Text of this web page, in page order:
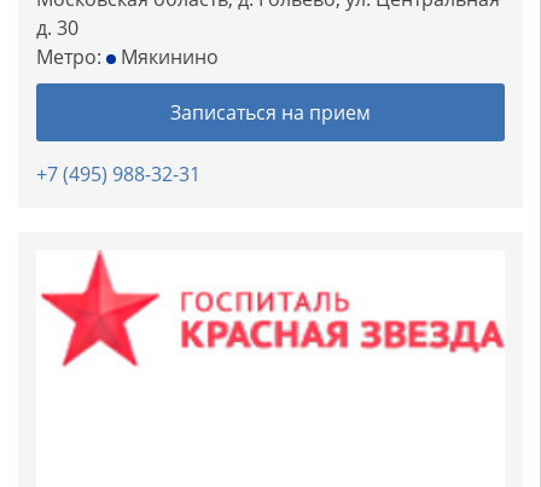
д. 30
Метро:
Мякинино
Записаться на прием
+7 (495) 988-32-31